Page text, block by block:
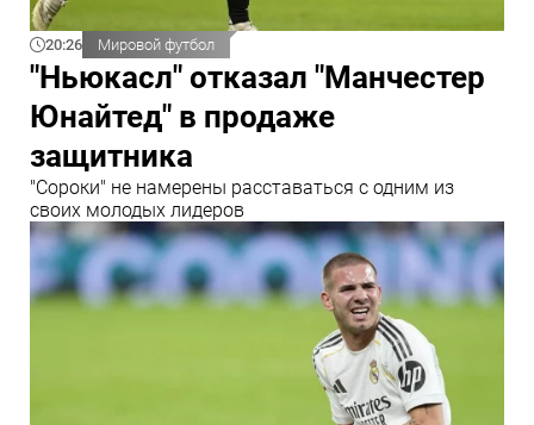
20:26 Мировой футбол
"Ньюкасл" отказал "Манчестер
Юнайтед" в продаже
защитника
"Сороки" не намерены расставаться с одним из
своих молодых лидеров